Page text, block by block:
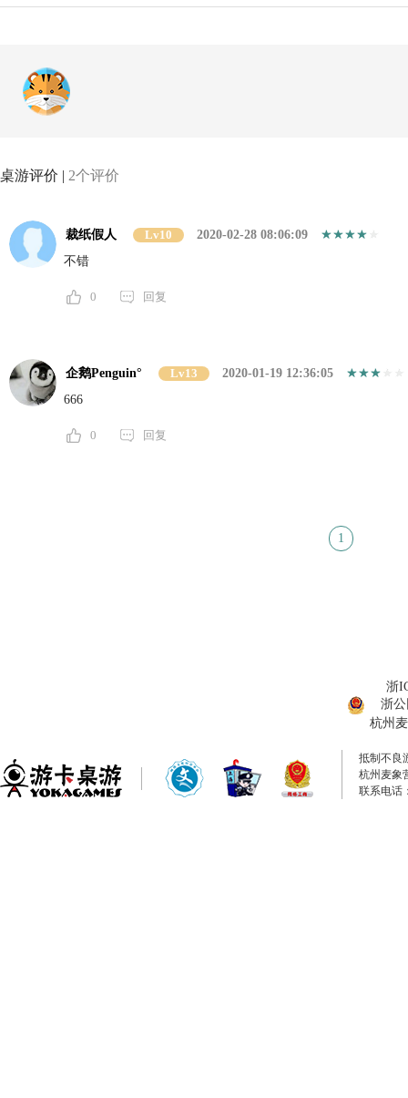
桌游评价 | 2个评价
裁纸假人 Lv10
2020-02-28 08:06:09
不错
0 回复
企鹅Penguin° Lv13
2020-01-19 12:36:05
666
0 回复
1
浙
浙公
杭州
抵制不良
杭州麦象
联系电话